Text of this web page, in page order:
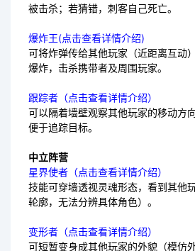
被击杀；若猜错，刺客自己死亡。
爆炸王(点击查看详情介绍)
可将炸弹传给其他玩家（近距离互动
爆炸，击杀携带者及周围玩家。
跟踪者（点击查看详情介绍）
可以隔着墙壁观察其他玩家的移动方
便于追踪目标。
中立阵营
星界使者（点击查看详情介绍）
技能可穿墙透视灵魂形态，看到其他
轮廓，无法分辨具体角色）。
变形者（点击查看详情介绍）
可短暂变身成其他玩家的外貌（模仿